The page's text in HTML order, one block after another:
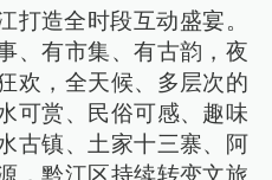
打造全时段互动盛宴。
、有市集、有古韵，夜
欢，全天候、多层次的
可赏、民俗可感、趣味
古镇、土家十三寨、阿
，黔江区持续转变文旅